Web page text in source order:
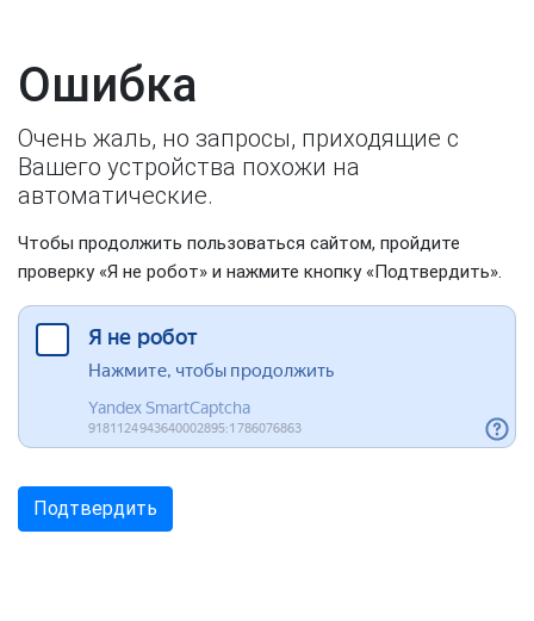
Ошибка
Очень жаль, но запросы, приходящие с
Вашего устройства похожи на
автоматические.
Чтобы продолжить пользоваться сайтом, пройдите
проверку «Я не робот» и нажмите кнопку «Подтвердить».